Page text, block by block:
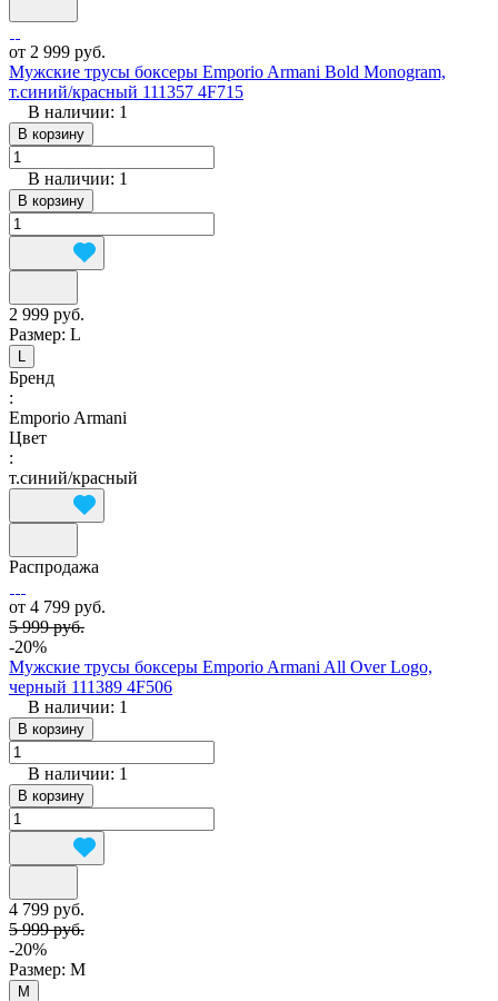
от 2 999 руб.
Мужские трусы боксеры Emporio Armani Bold Monogram,
т.синий/красный 111357 4F715
В наличии: 1
В корзину
В наличии: 1
В корзину
2 999 руб.
Размер: L
Бренд
:
Emporio Armani
Цвет
:
т.синий/красный
Распродажа
от 4 799 руб.
5 999 руб.
-20%
Мужские трусы боксеры Emporio Armani All Over Logo,
черный 111389 4F506
В наличии: 1
В корзину
В наличии: 1
В корзину
4 799 руб.
5 999 руб.
-20%
Размер: M
M